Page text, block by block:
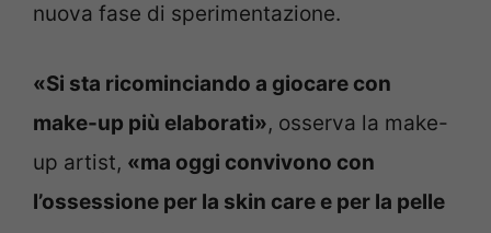
nuova fase di sperimentazione.
«Si sta ricominciando a giocare con
make-up più elaborati», osserva la make-
up artist, «ma oggi convivono con
l’ossessione per la skin care e per la pelle